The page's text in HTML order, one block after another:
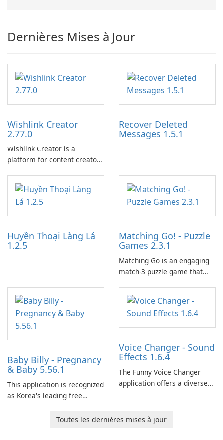
Dernières Mises à Jour
Wishlink Creator
2.77.0
Wishlink Creator is a
platform for content creators
work through built-in brand
partnerships and integrated
tools for content distribution
and audience engagement.
Recover Deleted
Messages 1.5.1
Huyền Thoại Làng Lá
1.2.5
Matching Go! - Puzzle
Games 2.3.1
Matching Go is an engaging
match-3 puzzle game that
and her charming corgi,
Ollie, on an adventurous
journey across diverse
landscapes.
Baby Billy - Pregnancy
& Baby 5.56.1
This application is recognized
as Korea's leading free
baby tracking, offering
Voice Changer - Sound
Effects 1.6.4
The Funny Voice Changer
application offers a diverse
users with robust
customization options for
Toutes les dernières mises à jour